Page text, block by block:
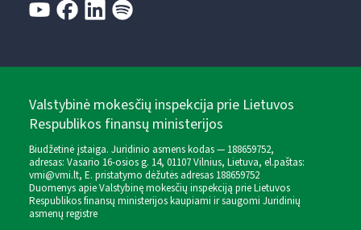
Valstybinė mokesčių inspekcija prie Lietuvos
Respublikos finansų ministerijos
Biudžetinė įstaiga. Juridinio asmens kodas — 188659752,
adresas: Vasario 16-osios g. 14, 01107 Vilnius, Lietuva, el.paštas:
vmi@vmi.lt, E. pristatymo dėžutės adresas 188659752
Duomenys apie Valstybinę mokesčių inspekciją prie Lietuvos
Respublikos finansų ministerijos kaupiami ir saugomi Juridinių
asmenų registre